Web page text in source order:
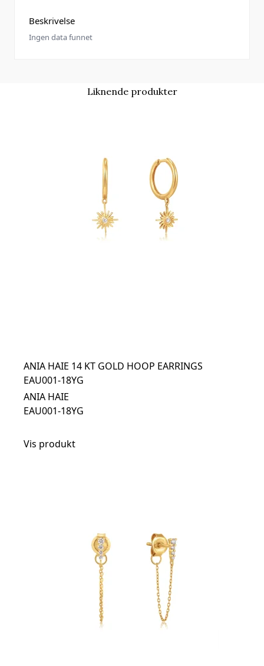
Beskrivelse
Ingen data funnet
Liknende produkter
ANIA HAIE 14 KT GOLD HOOP EARRINGS
EAU001-18YG
ANIA HAIE
EAU001-18YG
Vis produkt